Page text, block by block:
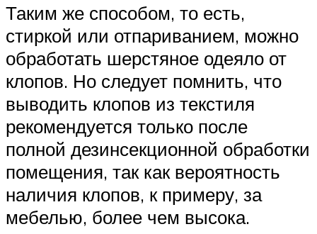
Таким же способом, то есть,
стиркой или отпариванием, можно
обработать шерстяное одеяло от
клопов. Но следует помнить, что
выводить клопов из текстиля
рекомендуется только после
полной дезинсекционной обработки
помещения, так как вероятность
наличия клопов, к примеру, за
мебелью, более чем высока.